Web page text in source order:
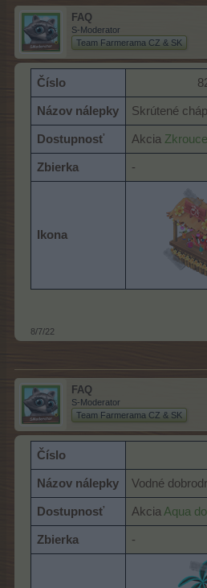
FAQ
S-Moderator
Team Farmerama CZ & SK
Číslo
Názov nálepky Skrútené
Dostupnosť Akcia
Zbierka -
Ikona
8/7/22
FAQ
S-Moderator
Team Farmerama CZ & SK
Číslo
Názov nálepky Vodné
Dostupnosť Akcia Aqua
Zbierka -